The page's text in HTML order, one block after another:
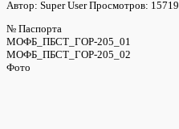
Автор: Super UserПросмотров: 15719
№ Паспорта
МОФБ_ПБСТ_ГОР-205_01
МОФБ_ПБСТ_ГОР-205_02
Фото